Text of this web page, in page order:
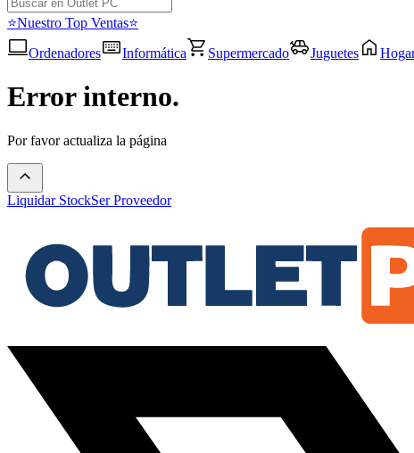
⭐Nuestro Top Ventas⭐
Ordenadores
Informática Supermercado Juguetes
Error interno.
Por favor actualiza la página
Liquidar StockSer Proveedor